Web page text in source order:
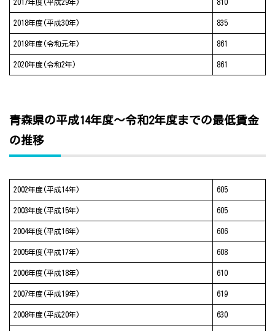
2017年度(平成29年) 810
2018年度(平成30年) 835
2019年度(令和元年) 861
2020年度(令和2年) 861
青森県の平成14年度～令和2年度までの最低賃金
の推移
2002年度(平成14年) 605
2003年度(平成15年) 605
2004年度(平成16年) 606
2005年度(平成17年) 608
2006年度(平成18年) 610
2007年度(平成19年) 619
2008年度(平成20年) 630